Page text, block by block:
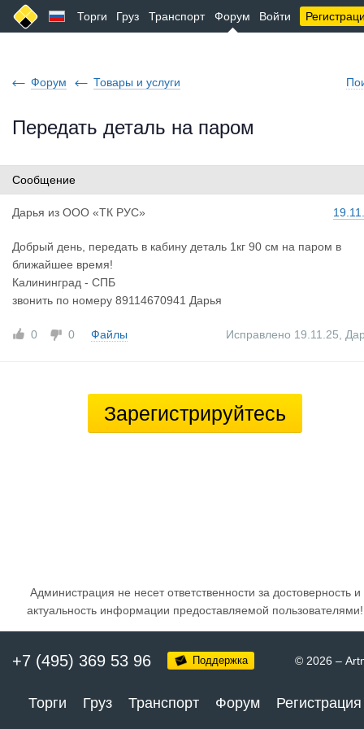
Торги Груз Транспорт Форум Войти
Форум Товары и услуги
Передать деталь на паром
Сообщение
Дарья из ООО «ТК РУС»
Добрый день, передать в кабину деталь 1кг 90 см на паром в
ближайшее время!
Калининград - СПБ
звонить по номеру 89114670941 Дарья
0 0 Файлы Исправлено 19.11.25
Зарегистрируйтесь
Администрация не несет ответственности за достоверность и
актуальность информации предоставляемой пользователями!
+7 (495) 369 53 96 Поддержка © 2026 –
Торги Груз Транспорт Форум Регистрация